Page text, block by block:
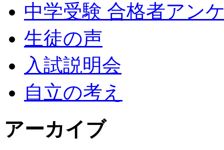
中学受験 合格者アン
生徒の声
入試説明会
自立の考え
アーカイブ